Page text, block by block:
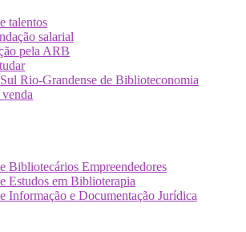
talentos
salarial
pela ARB
Rio-Grandense de Biblioteconomia
Bibliotecários Empreendedores
Estudos em Biblioterapia
Informação e Documentação Jurídica